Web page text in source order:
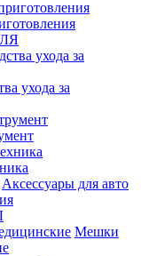
ухода за
Аксессуары для авто
Мешки